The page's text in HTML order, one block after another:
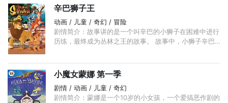
辛巴狮子王
动画 / 儿童 / 奇幻 / 冒险
剧情简介：故事讲的是一个叫辛巴的小狮子在困难中进行
历练，最终成为丛林之王的故事。 故事中，小狮子辛巴
小魔女蒙娜 第一季
剧情 / 动画 / 儿童 / 奇幻
剧情简介：蒙娜是一个10岁的小女孩，一个爱搞恶作剧的